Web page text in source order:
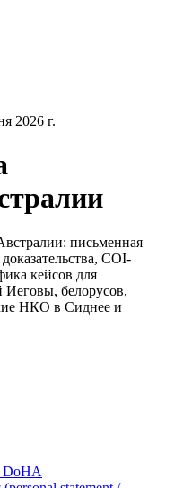
2026 г.
письменная
COI-
кейсов для
белорусов,
НКО в Сиднее и
DoHA